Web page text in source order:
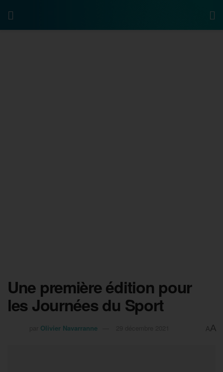
Une première édition pour
les Journées du Sport
Olivier Navarranne AA